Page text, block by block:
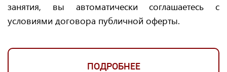
занятия, вы автоматически соглашаетесь с
условиями договора публичной оферты.
ПОДРОБНЕЕ